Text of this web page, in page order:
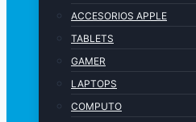
ACCESORIOS APPLE
TABLETS
GAMER
LAPTOPS
COMPUTO